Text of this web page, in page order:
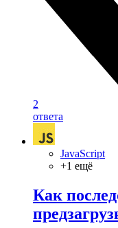
2
ответа
JavaScript
+1 ещё
Как